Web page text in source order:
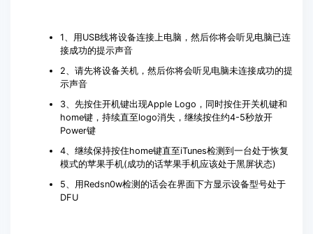
1、用USB线将设备连接上电脑，然后你将会听见电脑已连
接成功的提示声音
2、请先将设备关机，然后你将会听见电脑未连接成功的提
示声音
3、先按住开机键出现Apple Logo，同时按住开关机键和
home键，持续直至logo消失，继续按住约4-5秒放开
Power键
4、继续保持按住home键直至iTunes检测到一台处于恢复
模式的苹果手机(成功的话苹果手机应该处于黑屏状态)
5、用Redsn0w检测的话会在界面下方显示设备型号处于
DFU